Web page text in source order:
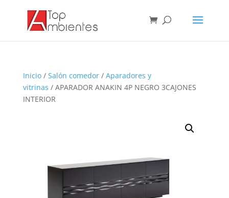
Inicio/ Salón comedor/ Aparadores y
vitrinas / APARADOR ANAKIN 4P NEGRO 3CAJONES
INTERIOR